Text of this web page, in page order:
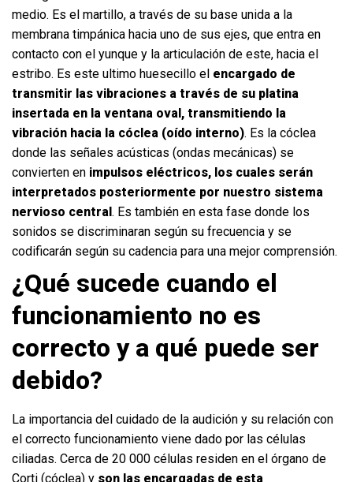
medio. Es el martillo, a través de su base unida a la
membrana timpánica hacia uno de sus ejes, que entra en
contacto con el yunque y la articulación de este, hacia el
estribo. Es este ultimo huesecillo el encargado de
transmitir las vibraciones a través de su platina
insertada en la ventana oval, transmitiendo la
vibración hacia la cóclea (oído interno). Es la cóclea
donde las señales acústicas (ondas mecánicas) se
convierten en impulsos eléctricos, los cuales serán
interpretados posteriormente por nuestro sistema
nervioso central. Es también en esta fase donde los
sonidos se discriminaran según su frecuencia y se
codificarán según su cadencia para una mejor comprensión.
¿Qué sucede cuando el
funcionamiento no es
correcto y a qué puede ser
debido?
La importancia del cuidado de la audición y su relación con
el correcto funcionamiento viene dado por las células
ciliadas. Cerca de 20 000 células residen en el órgano de
Corti (cóclea) y son las encargadas de esta